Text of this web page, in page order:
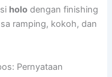
holo dengan finishing
ramping, kokoh, dan
Pernyataan